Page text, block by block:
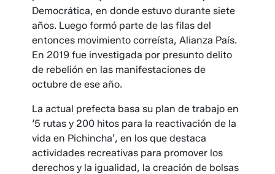
Democrática, en donde estuvo durante siete
años. Luego formó parte de las filas del
entonces movimiento correísta, Alianza País.
En 2019 fue investigada por presunto delito
de rebelión en las manifestaciones de
octubre de ese año.
La actual prefecta basa su plan de trabajo en
‘5 rutas y 200 hitos para la reactivación de la
vida en Pichincha’, en los que destaca
actividades recreativas para promover los
derechos y la igualidad, la creación de bolsas